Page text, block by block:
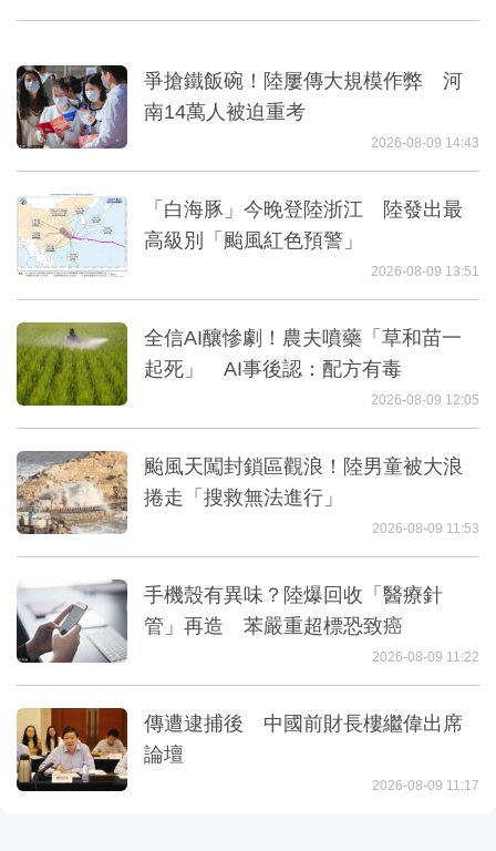
爭搶鐵飯碗！陸屢傳大規模作弊 河
南14萬人被迫重考
2026-08-09 14:43
「白海豚」今晚登陸浙江 陸發出最
高級別「颱風紅色預警」
2026-08-09 13:51
全信AI釀慘劇！農夫噴藥「草和苗一
起死」 AI事後認：配方有毒
2026-08-09 12:05
颱風天闖封鎖區觀浪！陸男童被大浪
捲走「搜救無法進行」
2026-08-09 11:53
手機殼有異味？陸爆回收「醫療針
管」再造 苯嚴重超標恐致癌
2026-08-09 11:22
傳遭逮捕後 中國前財長樓繼偉出席
論壇
2026-08-09 11:17